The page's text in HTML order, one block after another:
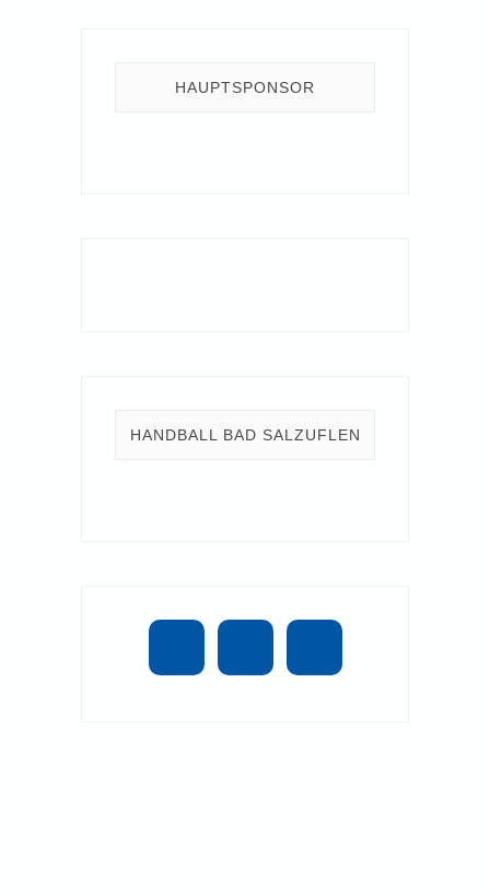
HAUPTSPONSOR
HANDBALL BAD SALZUFLEN